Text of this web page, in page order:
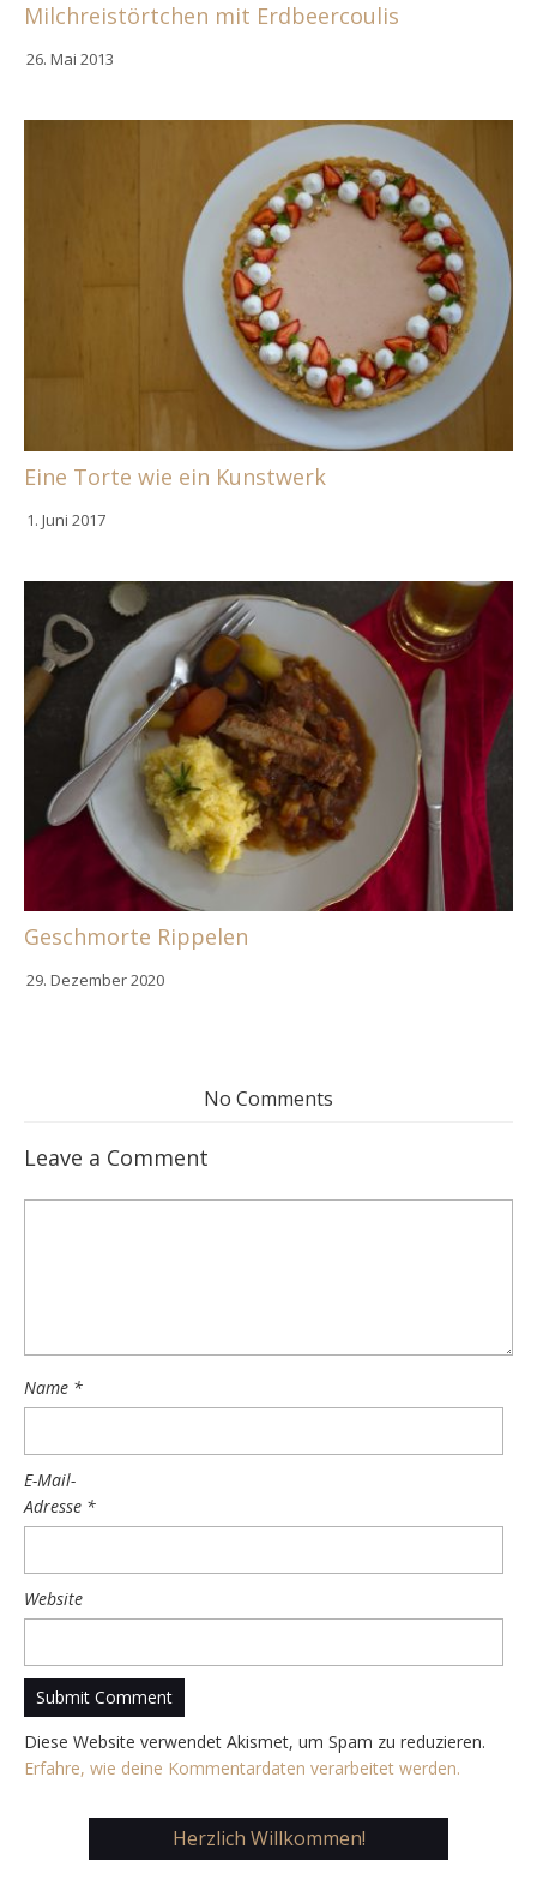
Milchreistörtchen mit Erdbeercoulis
26. Mai 2013
Eine Torte wie ein Kunstwerk
1. Juni 2017
Geschmorte Rippelen
29. Dezember 2020
No Comments
Leave a Comment
Name *
E-Mail-
Adresse *
Website
Diese Website verwendet Akismet, um Spam zu reduzieren.
Erfahre, wie deine Kommentardaten verarbeitet werden.
Herzlich Willkommen!